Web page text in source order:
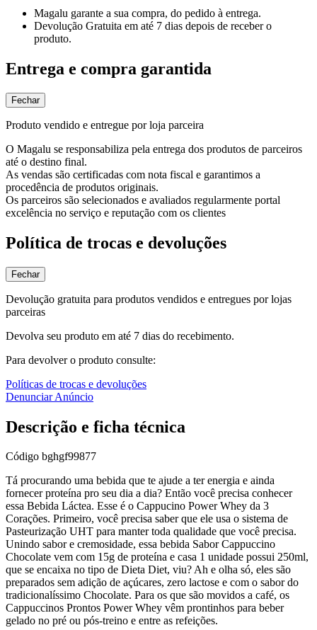
Magalu garante a sua compra, do pedido à entrega.
Devolução Gratuita em até 7 dias depois de receber o
produto.
Entrega e compra garantida
Fechar
Produto vendido e entregue por loja parceira
O Magalu se responsabiliza pela entrega dos produtos de parceiros
até o destino final.
As vendas são certificadas com nota fiscal e garantimos a
procedência de produtos originais.
Os parceiros são selecionados e avaliados regularmente portal
excelência no serviço e reputação com os clientes
Política de trocas e devoluções
Fechar
Devolução gratuita para produtos vendidos e entregues por lojas
parceiras
Devolva seu produto em até 7 dias do recebimento.
Para devolver o produto consulte:
Políticas de trocas e devoluções
Denunciar Anúncio
Descrição e ficha técnica
Código bghgf99877
Tá procurando uma bebida que te ajude a ter energia e ainda
fornecer proteína pro seu dia a dia? Então você precisa conhecer
essa Bebida Láctea. Esse é o Cappucino Power Whey da 3
Corações. Primeiro, você precisa saber que ele usa o sistema de
Pasteurização UHT para manter toda qualidade que você precisa.
Unindo sabor e cremosidade, essa bebida Sabor Cappuccino
Chocolate vem com 15g de proteína e casa 1 unidade possui 250ml,
que se encaixa no tipo de Dieta Diet, viu? Ah e olha só, eles são
preparados sem adição de açúcares, zero lactose e com o sabor do
tradicionalíssimo Chocolate. Para os que são movidos a café, os
Cappuccinos Prontos Power Whey vêm prontinhos para beber
gelado no pré ou pós-treino e entre as refeições.